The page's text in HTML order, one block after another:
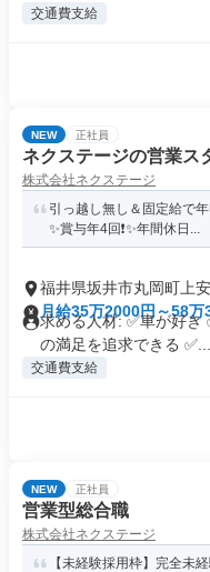
交通費支給
NEW 正社員
ネクステージの営業ス
株式会社ネクステージ
引っ越し無し＆固定給で
✨賞与年4回❗✨年間休日...
福井県坂井市丸岡町上
月給35万2000円～58万
求める人材: ✅車が好き
の満足を追求できる ✅...
交通費支給
NEW 正社員
営業型総合職
株式会社ネクステージ
【未経験採用枠】完全未